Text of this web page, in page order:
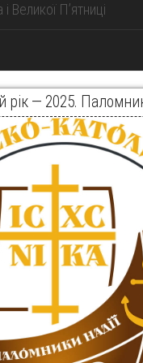
Великої Пʼятниці
рік — 2025.